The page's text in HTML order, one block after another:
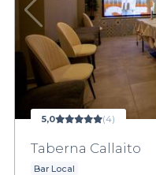
5,0 (4)
Taberna Callaito
Bar Local